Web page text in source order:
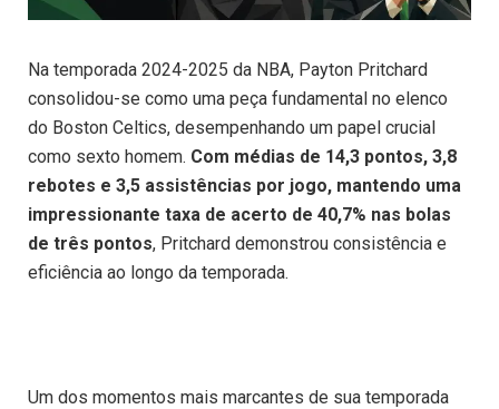
Na temporada 2024-2025 da NBA, Payton Pritchard
consolidou-se como uma peça fundamental no elenco
do Boston Celtics, desempenhando um papel crucial
como sexto homem. Com médias de 14,3 pontos, 3,8
rebotes e 3,5 assistências por jogo, mantendo uma
impressionante taxa de acerto de 40,7% nas bolas
de três pontos, Pritchard demonstrou consistência e
eficiência ao longo da temporada.
Um dos momentos mais marcantes de sua temporada